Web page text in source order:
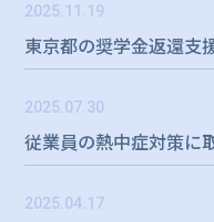
2025.11.19
東京都の奨学金返還支
2025.07.30
従業員の熱中症対策に
2025.04.17